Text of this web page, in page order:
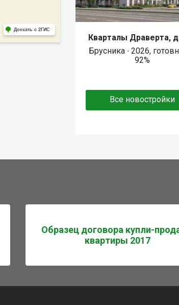
Доехать с 2ГИС
Кварталы Драверта,
Брусника ∙ 2026,
92%
Все новостройки
Образец договора купли-
квартиры 2017